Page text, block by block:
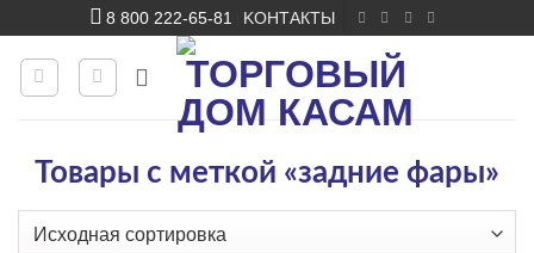
content
8 800 222-65-81 KОНТАКТЫ
Товары с меткой «задние фары»